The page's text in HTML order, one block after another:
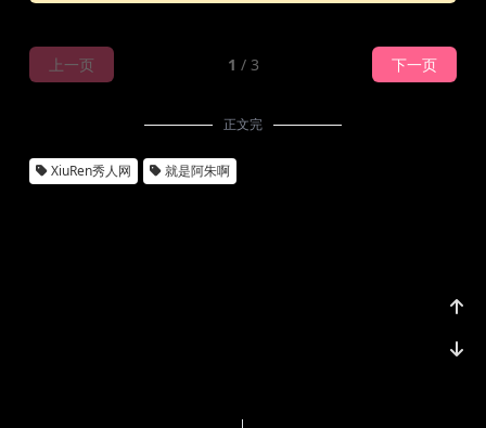
上一页 1 / 3 下一页
正文完
XiuRen秀人网 就是阿朱啊